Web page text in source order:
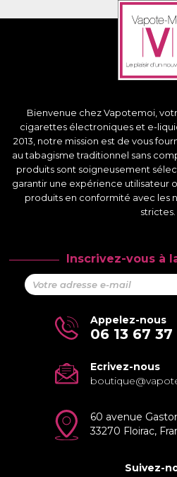
Bienvenue chez Vapotemoi,
cigarettes électroniques et e-
2013, notre mission est de vous
au tabagisme traditionnel sans
produits sont soigneusement
garantir une expérience utilisateur
produits en conformité avec les
strictes.
Inscrivez-vous à
Appelez-nous
06 13 67
Ecrivez-nous
60 avenue
33270 Floirac,
Suivez-